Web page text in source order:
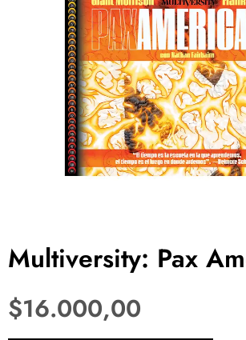
Multiversity: Pax
$16.000,00
1 disponibles